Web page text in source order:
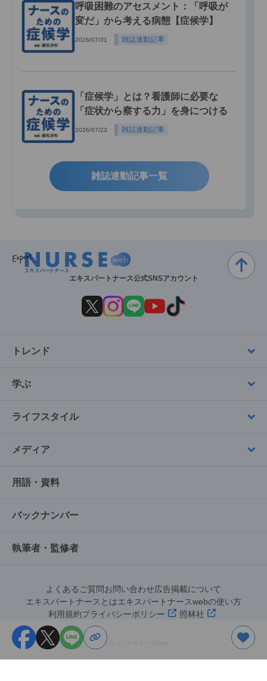
呼吸困難のアセスメント：「呼吸が
変だ」から考える病態【症候学】
2026/07/31 雑誌連動記事
「症候学」とは？看護師に必要な
「症状から察する力」を身につける
2026/07/23 雑誌連動記事
雑誌連動記事一覧
エキスパートナース公式SNSアカウント
トレンド
学ぶ
ライフスタイル
メディア
用語・資料
バックナンバー
執筆者・監修者
よくあるご質問お問い合わせ広告掲載について
エキスパートナースとはエキスパートナースwebの使い方
利用規約プライバシーポリシー 照林社
©︎エキスパートナースweb